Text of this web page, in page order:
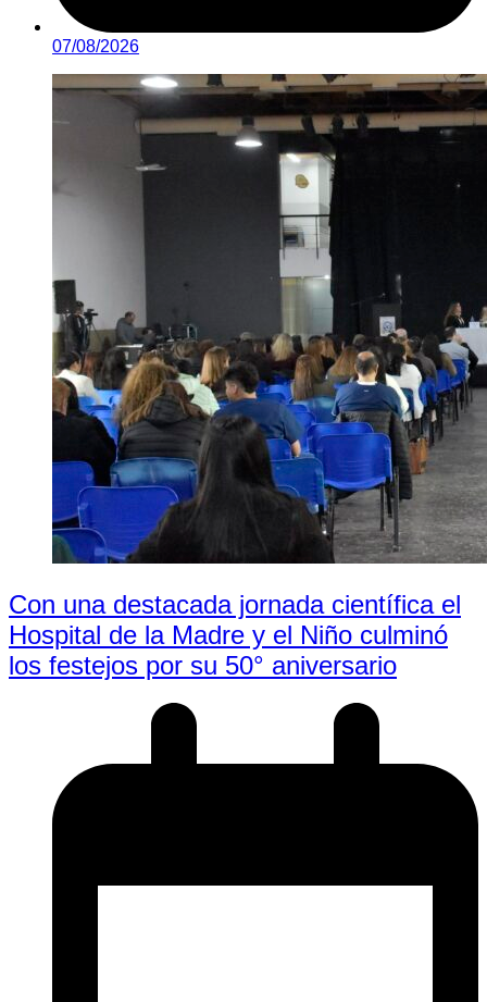
07/08/2026
Con una destacada jornada científica el
Hospital de la Madre y el Niño culminó
los festejos por su 50° aniversario